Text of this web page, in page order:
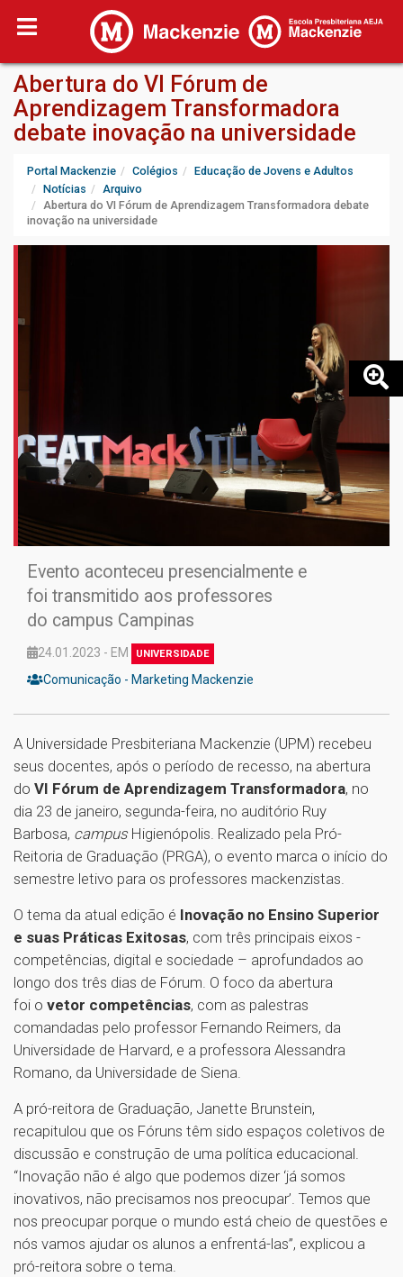
Abertura do VI Fórum de
Aprendizagem Transformadora
debate inovação na universidade
Portal Mackenzie Colégios
Educação de Jovens e Adultos
Notícias
Arquivo
Abertura do VI Fórum de Aprendizagem Transformadora debate
inovação na universidade
Evento aconteceu presencialmente e
foi transmitido aos professores
do campus Campinas
24.01.2023 - EM UNIVERSIDADE
Comunicação - Marketing Mackenzie
A Universidade Presbiteriana Mackenzie (UPM) recebeu
seus docentes, após o período de recesso, na abertura
do VI Fórum de Aprendizagem Transformadora, no
dia 23 de janeiro, segunda-feira, no auditório Ruy
Barbosa, campus Higienópolis. Realizado pela Pró-
Reitoria de Graduação (PRGA), o evento marca o início do
semestre letivo para os professores mackenzistas.
O tema da atual edição é Inovação no Ensino Superior
e suas Práticas Exitosas, com três principais eixos -
competências, digital e sociedade – aprofundados ao
longo dos três dias de Fórum. O foco da abertura
foi o vetor competências, com as palestras
comandadas pelo professor Fernando Reimers, da
Universidade de Harvard, e a professora Alessandra
Romano, da Universidade de Siena.
A pró-reitora de Graduação, Janette Brunstein,
recapitulou que os Fóruns têm sido espaços coletivos de
discussão e construção de uma política educacional.
“Inovação não é algo que podemos dizer ‘já somos
inovativos, não precisamos nos preocupar’. Temos que
nos preocupar porque o mundo está cheio de questões e
nós vamos ajudar os alunos a enfrentá-las”, explicou a
pró-reitora sobre o tema.